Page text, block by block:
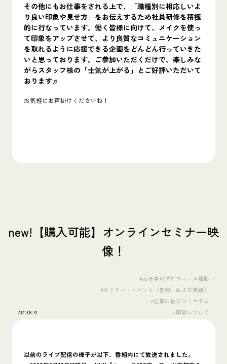
その他にもお仕事をされる上で、「職種別に相応しいよ
り良い印象や見せ方」をお伝えするため社員研修を積極
的に行なっています。働く皆様に向けて、メイクを使っ
て印象をアップさせて、より良質なコミュニケーション
を取れるように応援できる企画をどんどん行っていきた
いと思っております。 ご参加いただくだけで、楽しみな
がらスタッフ様の「士気が上がる」とご好評いただいて
おります♬
お気軽にお声掛けくださいね！
new!【購入可能】オンラインセミナー映
像！
2021.08.31
#お仕事用プロフィール撮影
#セミナー・イベント（告知、および実績）
#仕事に役立つ！コラム
#印象について
以前のライブ配信の様子が以下、番組内にて放送されました。